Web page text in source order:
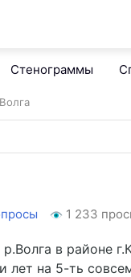
Стенограммы
1 233
в районе
лет на 5-ть